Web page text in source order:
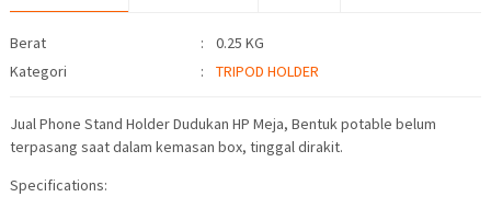
Detail Produk
Berat :
0.25 KG
Kategori
: TRIPOD HOLDER
Jual Phone Stand Holder Dudukan HP Meja, Bentuk potable belum
terpasang saat dalam kemasan box, tinggal dirakit.
Specifications: